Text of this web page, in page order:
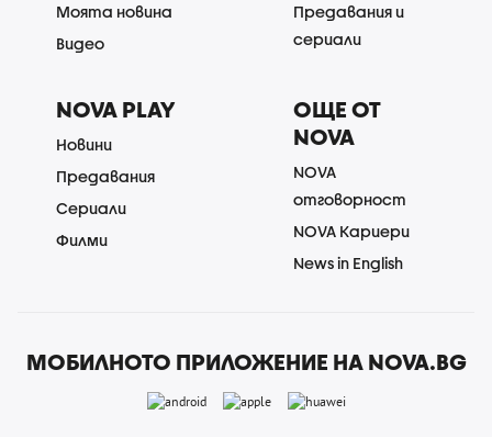
Моята новина
Видео
Предавания и
сериали
NOVA PLAY
Новини
Предавания
Сериали
Филми
ОЩЕ ОТ
NOVA
NOVA
отговорност
NOVA Кариери
News in English
МОБИЛНОТО ПРИЛОЖЕНИЕ НА NOVA.BG